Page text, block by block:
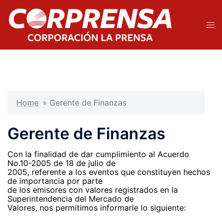
contenido
Home » Gerente de Finanzas
Gerente de Finanzas
Con la finalidad de dar cumplimiento al Acuerdo
No.10-2005 de 18 de julio de
2005, referente a los eventos que constituyen hechos
de importancia por parte
de los emisores con valores registrados en la
Superintendencia del Mercado de
Valores, nos permitimos informarle lo siguiente: